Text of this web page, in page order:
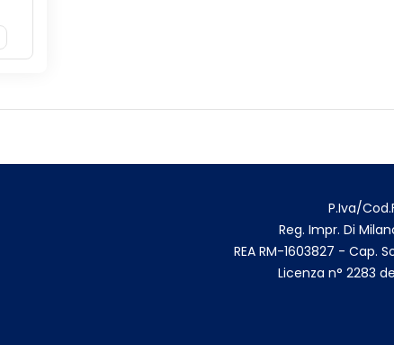
P.Iva/
Reg. Impr. Di
REA RM-1603827 - Cap.
Licenza n° 2283